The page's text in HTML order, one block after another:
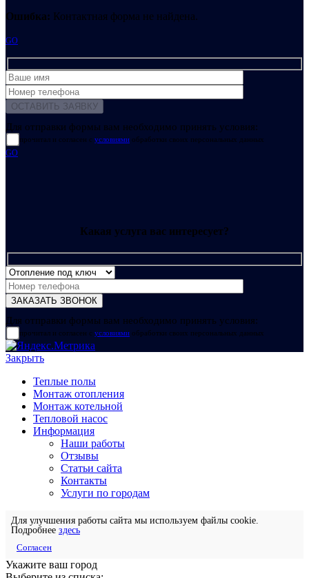
Ошибка: Контактная форма не найдена.
GO
Для отправки формы вам необходимо принять условия:
прочитал и согласен с условиями обработки своих персональных данных
GO
Какая услуга вас интересует?
Для отправки формы вам необходимо принять условия:
прочитал и согласен с условиями обработки своих персональных данных
Закрыть
Теплые полы
Монтаж отопления
Монтаж котельной
Тепловой насос
Информация
Наши работы
Отзывы
Статьи сайта
Контакты
Услуги по городам
Для улучшения работы сайта мы используем файлы cookie.
Подробнее здесь
Согласен
Укажите ваш город